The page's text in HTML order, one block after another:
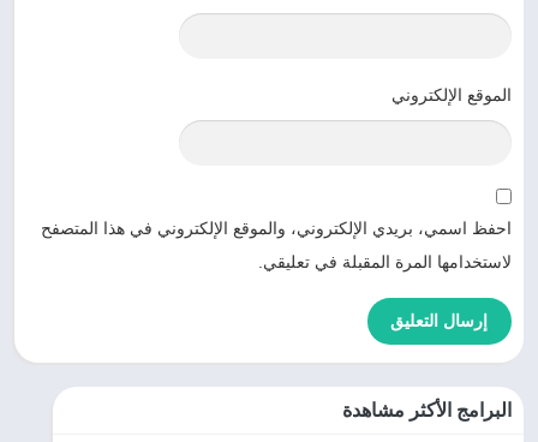
الموقع الإلكتروني
احفظ اسمي، بريدي الإلكتروني، والموقع الإلكتروني في هذا المتصفح
لاستخدامها المرة المقبلة في تعليقي.
البرامج الأكثر مشاهدة